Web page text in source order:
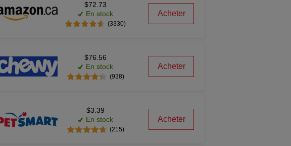
$72.73
En stock
(3330)
Acheter
$76.56
En stock
(938)
Acheter
$3.39
En stock
(215)
Acheter